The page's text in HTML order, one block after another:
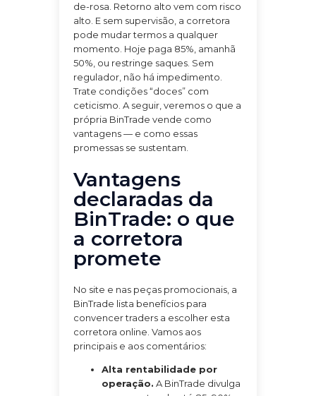
de-rosa. Retorno alto vem com risco
alto. E sem supervisão, a corretora
pode mudar termos a qualquer
momento. Hoje paga 85%, amanhã
50%, ou restringe saques. Sem
regulador, não há impedimento.
Trate condições “doces” com
ceticismo. A seguir, veremos o que a
própria BinTrade vende como
vantagens — e como essas
promessas se sustentam.
Vantagens
declaradas da
BinTrade: o que
a corretora
promete
No site e nas peças promocionais, a
BinTrade lista benefícios para
convencer traders a escolher esta
corretora online. Vamos aos
principais e aos comentários:
Alta rentabilidade por
operação. A BinTrade divulga